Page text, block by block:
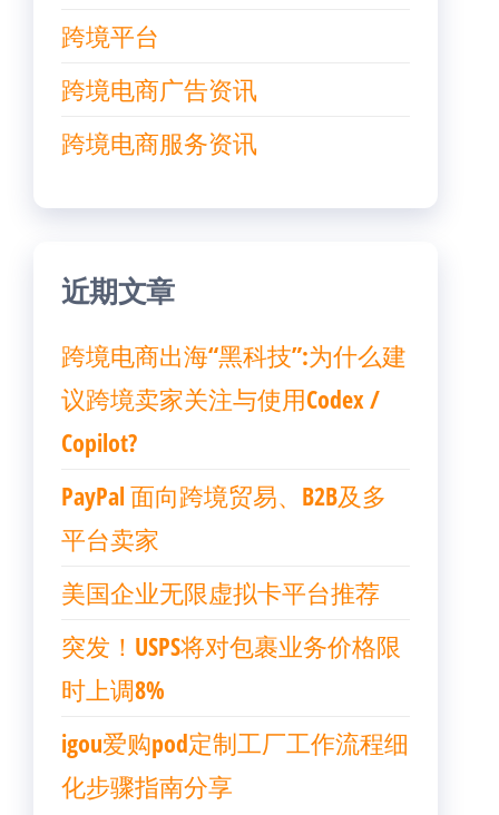
跨境平台
跨境电商广告资讯
跨境电商服务资讯
近期文章
跨境电商出海“黑科技”:为什么建
议跨境卖家关注与使用Codex /
Copilot?
PayPal 面向跨境贸易、B2B及多
平台卖家
美国企业无限虚拟卡平台推荐
突发！USPS将对包裹业务价格限
时上调8%
igou爱购pod定制工厂工作流程细
化步骤指南分享